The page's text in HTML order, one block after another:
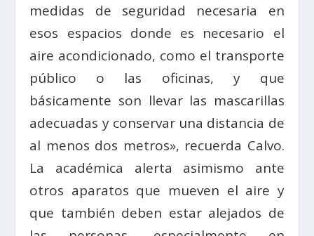
medidas de seguridad necesaria en
esos espacios donde es necesario el
aire acondicionado, como el transporte
público o las oficinas, y que
básicamente son llevar las mascarillas
adecuadas y conservar una distancia de
al menos dos metros», recuerda Calvo.
La académica alerta asimismo ante
otros aparatos que mueven el aire y
que también deben estar alejados de